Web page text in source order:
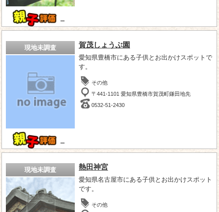
－
現地未調査
－
賀茂しょうぶ園
愛知県豊橋市にある子供とお出かけスポットで
す。
その他
〒441-1101 愛知県豊橋市賀茂町鎌田地先
0532-51-2430
現地未調査 熱田神宮
愛知県名古屋市にある子供とお出かけスポット
です。
その他